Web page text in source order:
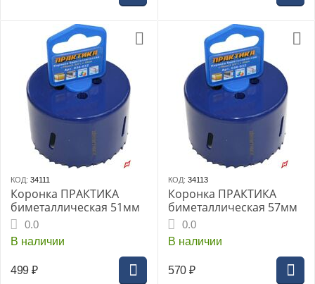
КОД: 34111
Коронка ПРАКТИКА
биметаллическая 51мм
0.0
В наличии
499 ₽
КОД: 34113
Коронка ПРАКТИКА
биметаллическая 57мм
0.0
В наличии
570 ₽